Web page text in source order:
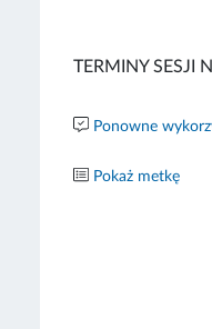
TERMINY SESJI
Ponowne
Pokaż metkę